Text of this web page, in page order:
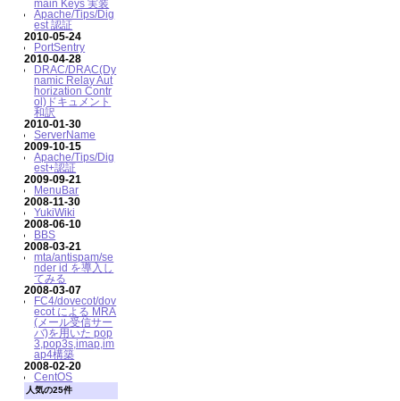
main Keys 実装
Apache/Tips/Dig
est 認証
2010-05-24
PortSentry
2010-04-28
DRAC/DRAC(Dy
namic Relay Aut
horization Contr
ol)ドキュメント
和訳
2010-01-30
ServerName
2009-10-15
Apache/Tips/Dig
est+認証
2009-09-21
MenuBar
2008-11-30
YukiWiki
2008-06-10
BBS
2008-03-21
mta/antispam/se
nder id を導入し
てみる
2008-03-07
FC4/dovecot/dov
ecot による MRA
(メール受信サー
バ)を用いた pop
3,pop3s,imap,im
ap4構築
2008-02-20
CentOS
人気の25件